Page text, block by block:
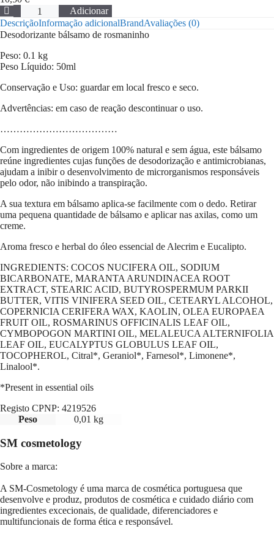
Quantidade
de
Desodorizante
Adicionar
DescriçãoInformação adicionalBrandAvaliações (0)
Desodorizante bálsamo de rosmaninho
Peso: 0.1 kg
Peso Líquido: 50ml
Conservação e Uso: guardar em local fresco e seco.
Advertências: em caso de reação descontinuar o uso.
………………………………
Com ingredientes de origem 100% natural e sem água, este bálsamo
reúne ingredientes cujas funções de desodorização e antimicrobianas,
ajudam a inibir o desenvolvimento de microrganismos responsáveis
pelo odor, não inibindo a transpiração.
A sua textura em bálsamo aplica-se facilmente com o dedo. Retirar
uma pequena quantidade de bálsamo e aplicar nas axilas, como um
creme.
Aroma fresco e herbal do óleo essencial de Alecrim e Eucalipto.
INGREDIENTS: COCOS NUCIFERA OIL, SODIUM
BICARBONATE, MARANTA ARUNDINACEA ROOT
EXTRACT, STEARIC ACID, BUTYROSPERMUM PARKII
BUTTER, VITIS VINIFERA SEED OIL, CETEARYL ALCOHOL,
COPERNICIA CERIFERA WAX, KAOLIN, OLEA EUROPAEA
FRUIT OIL, ROSMARINUS OFFICINALIS LEAF OIL,
CYMBOPOGON MARTINI OIL, MELALEUCA ALTERNIFOLIA
LEAF OIL, EUCALYPTUS GLOBULUS LEAF OIL,
TOCOPHEROL, Citral*, Geraniol*, Farnesol*, Limonene*,
Linalool*.
*Present in essential oils
Registo CPNP: 4219526
Peso
0,01 kg
SM cosmetology
Sobre a marca:
A SM-Cosmetology é uma marca de cosmética portuguesa que
desenvolve e produz, produtos de cosmética e cuidado diário com
ingredientes excecionais, de qualidade, diferenciadores e
multifuncionais de forma ética e responsável.